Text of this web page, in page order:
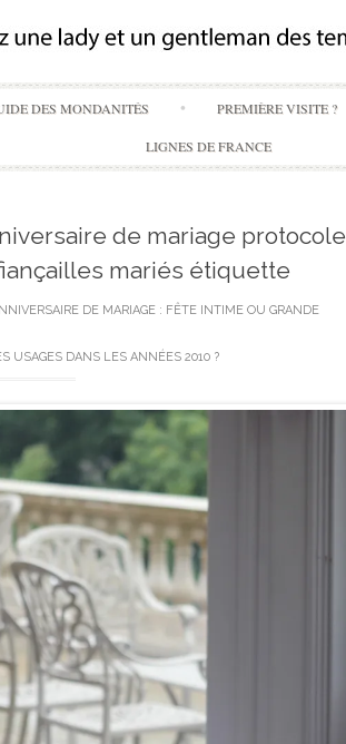
Skip
to
content
DES MONDANITÉS PREMIÈRE VISITE ?
LIGNES DE FRANCE
de mariage protocole
mariés étiquette
DE MARIAGE : FÊTE INTIME OU GRANDE
USAGES DANS LES ANNÉES 2010 ?